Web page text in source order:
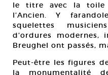
le titre avec la toile
l’Ancien. Y
squelettes
d’ordures
Breughel ont passés,
Peut-être les figures
la monumentalité